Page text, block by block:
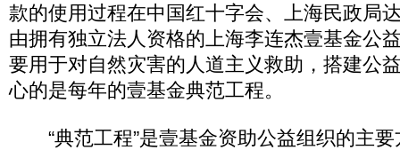
款的使用过程在中国红十字会、上海民政局
由拥有独立法人资格的上海李连杰壹基金公
要用于对自然灾害的人道主义救助，搭建公
心的是每年的壹基金典范工程。
“典范工程”是壹基金资助公益组织的主要